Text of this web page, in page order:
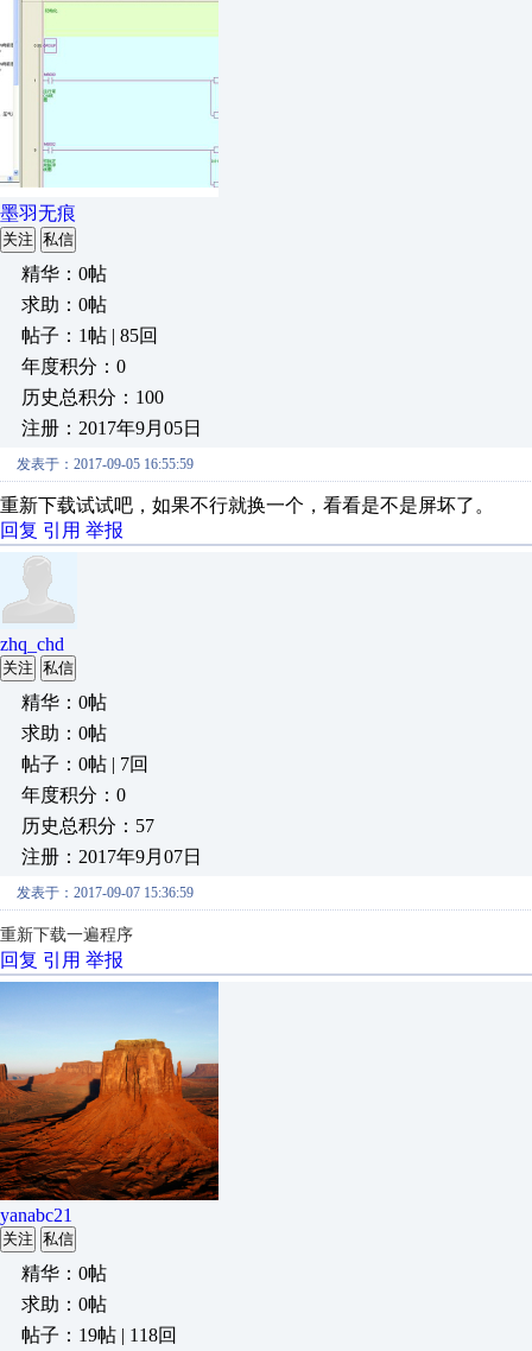
墨羽无痕
关注 私信
精华：0帖
求助：0帖
帖子：1帖 | 85回
年度积分：0
历史总积分：100
注册：2017年9月05日
发表于：2017-09-05 16:55:59
重新下载试试吧，如果不行就换一个，看看是不是屏坏了。
回复 引用 举报
zhq_chd
关注 私信
精华：0帖
求助：0帖
帖子：0帖 | 7回
年度积分：0
历史总积分：57
注册：2017年9月07日
发表于：2017-09-07 15:36:59
重新下载一遍程序
回复 引用 举报
yanabc21
关注 私信
精华：0帖
求助：0帖
帖子：19帖 | 118回